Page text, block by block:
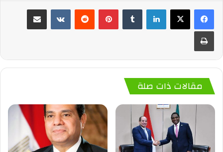
لينكدإن بينتيريست
مقالات ذات صلة